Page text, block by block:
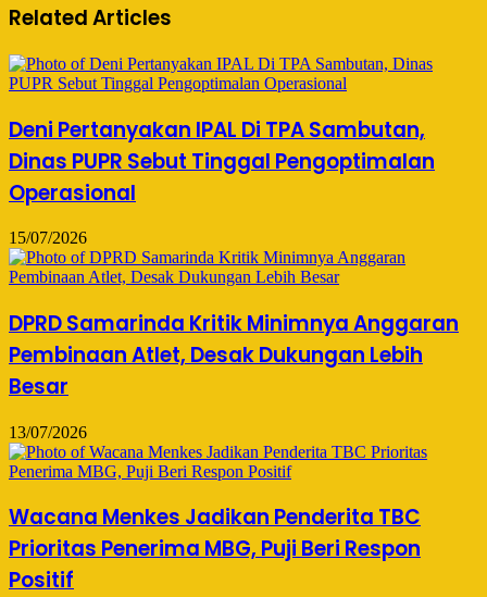
Related Articles
Deni Pertanyakan IPAL Di TPA Sambutan,
Dinas PUPR Sebut Tinggal Pengoptimalan
Operasional
15/07/2026
DPRD Samarinda Kritik Minimnya Anggaran
Pembinaan Atlet, Desak Dukungan Lebih
Besar
13/07/2026
Wacana Menkes Jadikan Penderita TBC
Prioritas Penerima MBG, Puji Beri Respon
Positif